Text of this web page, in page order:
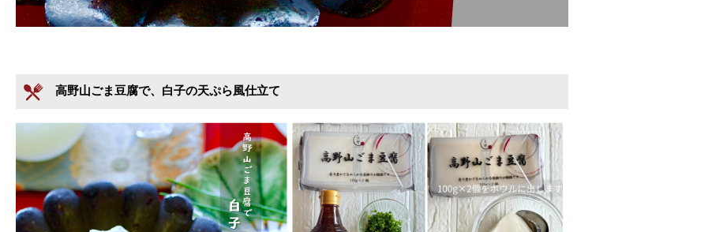
高野山ごま豆腐で、白子の天ぷら風仕立て